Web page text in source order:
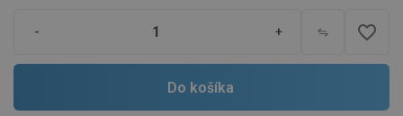
- + favorite_border
Do košíka